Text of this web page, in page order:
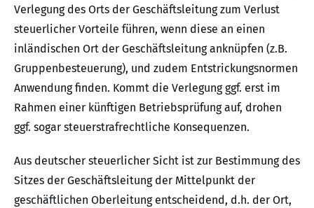
Verlegung des Orts der Geschäftsleitung zum Verlust
steuerlicher Vorteile führen, wenn diese an einen
inländischen Ort der Geschäftsleitung anknüpfen (z.B.
Gruppenbesteuerung), und zudem Entstrickungsnormen
Anwendung finden. Kommt die Verlegung ggf. erst im
Rahmen einer künftigen Betriebsprüfung auf, drohen
ggf. sogar steuer­strafrechtliche Konsequenzen.
Aus deutscher steuerlicher Sicht ist zur Bestimmung des
Sitzes der Geschäftsleitung der Mittelpunkt der
geschäftlichen Oberleitung entscheidend, d.h. der Ort,